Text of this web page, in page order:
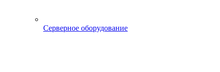
Серверное оборудование